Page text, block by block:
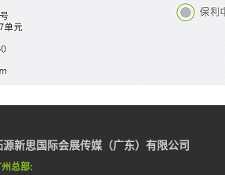
源新思国际会展传媒（广东）有限公司
总部: